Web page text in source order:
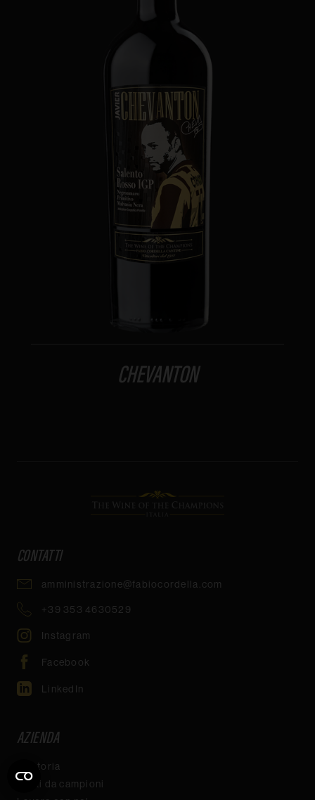
CHEVANTON
CONTATTI
amministrazione@fabiocordella.com
+39 353 4630529
Instagram
Facebook
LinkedIn
AZIENDA
La storia
Posti da campioni